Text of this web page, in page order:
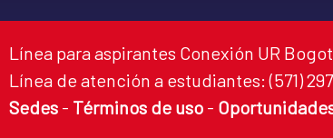
Línea para aspirantes Conexión UR
Línea de atención a estudiantes: (571)
Sedes - Términos de uso -